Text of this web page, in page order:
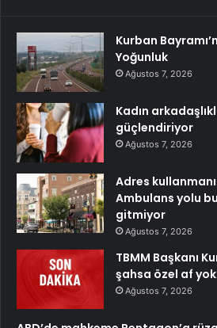
Kurban
Yoğunluk
Ağustos 7, 2026
Kadın
güçlendiriyor
Ağustos 7, 2026
Adres
Ambulans yolu
gitmiyor
Ağustos 7, 2026
TBMM Başkanı
şahsa özel af yok
Ağustos 7, 2026